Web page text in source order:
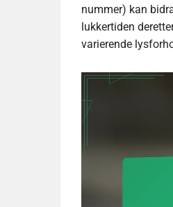
nummer) kan
lukkertiden
varierende